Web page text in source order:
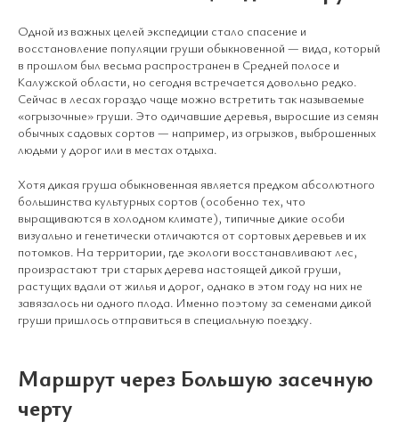
Одной из важных целей экспедиции стало спасение и
восстановление популяции груши обыкновенной — вида, который
в прошлом был весьма распространен в Средней полосе и
Калужской области, но сегодня встречается довольно редко.
Сейчас в лесах гораздо чаще можно встретить так называемые
«огрызочные» груши. Это одичавшие деревья, выросшие из семян
обычных садовых сортов — например, из огрызков, выброшенных
людьми у дорог или в местах отдыха.
Хотя дикая груша обыкновенная является предком абсолютного
большинства культурных сортов (особенно тех, что
выращиваются в холодном климате), типичные дикие особи
визуально и генетически отличаются от сортовых деревьев и их
потомков. На территории, где экологи восстанавливают лес,
произрастают три старых дерева настоящей дикой груши,
растущих вдали от жилья и дорог, однако в этом году на них не
завязалось ни одного плода. Именно поэтому за семенами дикой
груши пришлось отправиться в специальную поездку.
Маршрут через Большую засечную
черту